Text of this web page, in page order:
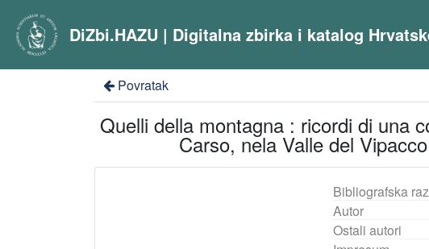
DiZbi.HAZU | Digitalna zbirka i katalog
Povratak
Quelli della montagna : ricordi di una
Carso, nela Valle del
Bibliografska
Autor
Ostali autori